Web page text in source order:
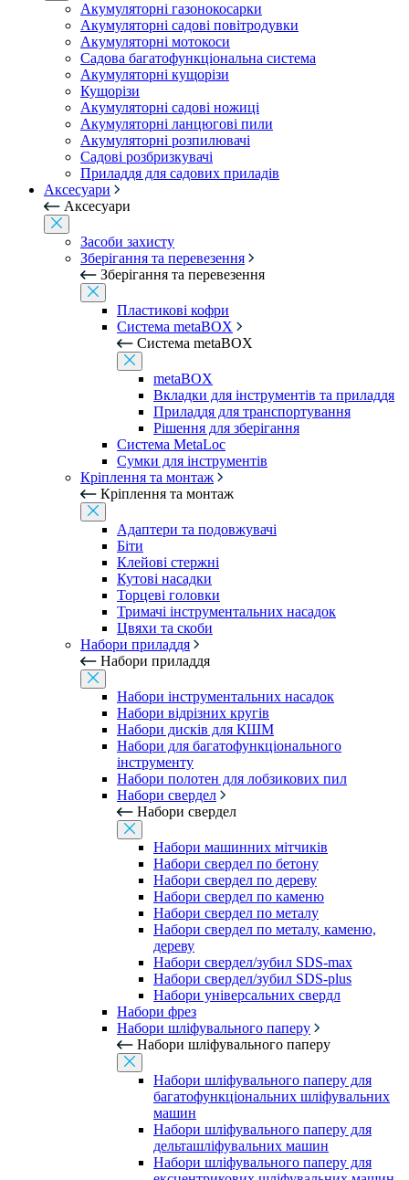
Акумуляторні газонокосарки
Акумуляторні садові повітродувки
Акумуляторні мотокоси
Садова багатофункціональна система
Акумуляторні кущорізи
Кущорізи
Акумуляторні садові ножиці
Акумуляторні ланцюгові пили
Акумуляторні розпилювачі
Садові розбризкувачі
Приладдя для садових приладів
Аксесуари
Аксесуари
Засоби захисту
Зберігання та перевезення
Зберігання та перевезення
Пластикові кофри
Система metaBOX
Система metaBOX
metaBOX
Вкладки для інструментів та приладдя
Приладдя для транспортування
Рішення для зберігання
Система MetaLoc
Сумки для інструментів
Кріплення та монтаж
Кріплення та монтаж
Адаптери та подовжувачі
Біти
Клейові стержні
Кутові насадки
Торцеві головки
Тримачі інструментальних насадок
Цвяхи та скоби
Набори приладдя
Набори приладдя
Набори інструментальних насадок
Набори відрізних кругів
Набори дисків для КШМ
Набори для багатофункціонального
інструменту
Набори полотен для лобзикових пил
Набори свердел
Набори свердел
Набори машинних мітчиків
Набори свердел по бетону
Набори свердел по дереву
Набори свердел по каменю
Набори свердел по металу
Набори свердел по металу, каменю,
дереву
Набори свердел/зубил SDS-max
Набори свердел/зубил SDS-plus
Набори універсальних свердл
Набори фрез
Набори шліфувального паперу
Набори шліфувального паперу
Набори шліфувального паперу для
багатофункціональних шліфувальних
машин
Набори шліфувального паперу для
дельташліфувальних машин
Набори шліфувального паперу для